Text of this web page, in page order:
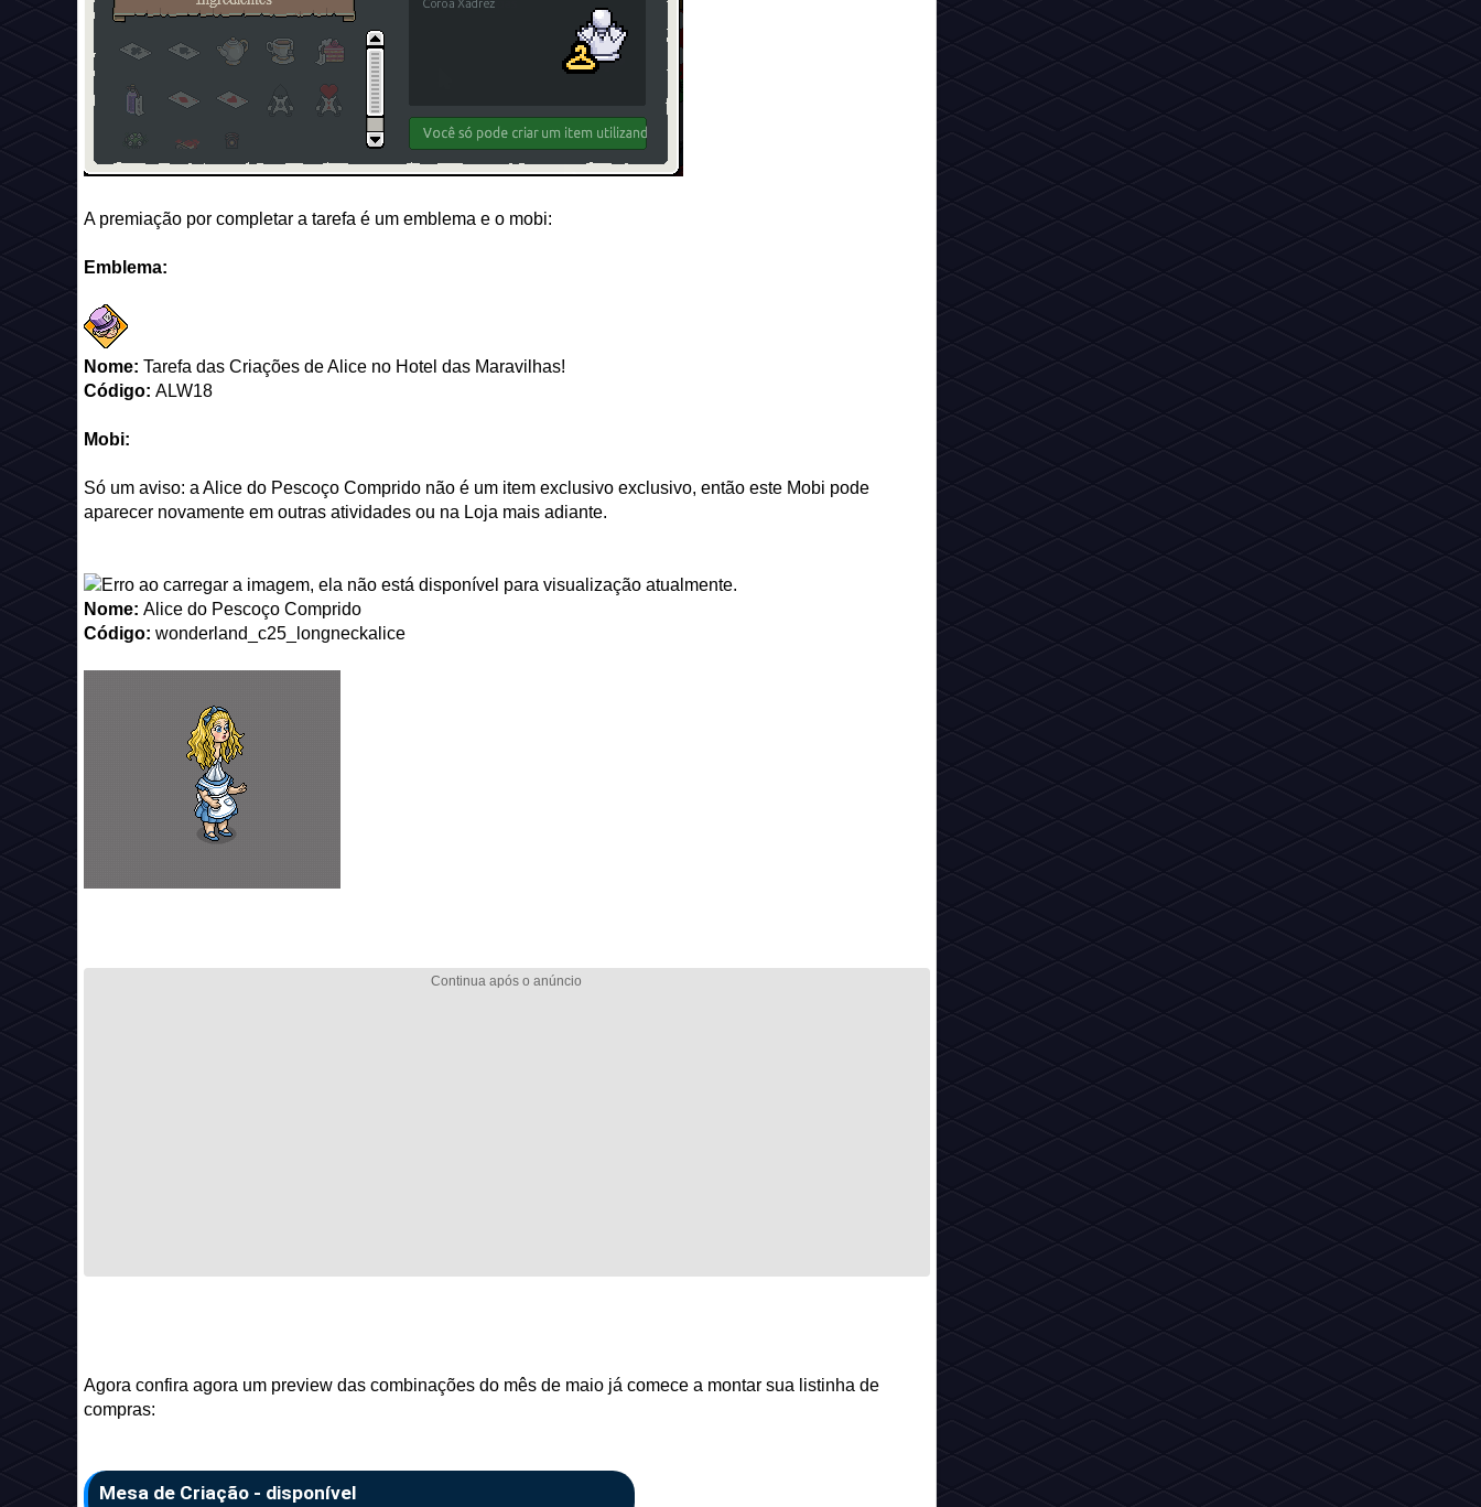
A premiação por completar a tarefa é um emblema e o mobi:
Emblema:
Nome: Tarefa das Criações de Alice no Hotel das Maravilhas!
Código: ALW18
Mobi:
Só um aviso: a Alice do Pescoço Comprido não é um item exclusivo exclusivo, então este Mobi pode
aparecer novamente em outras atividades ou na Loja mais adiante.
Nome: Alice do Pescoço Comprido
Código: wonderland_c25_longneckalice
Agora confira agora um preview das combinações do mês de maio já comece a montar sua listinha de
compras:
Mesa de Criação - disponível